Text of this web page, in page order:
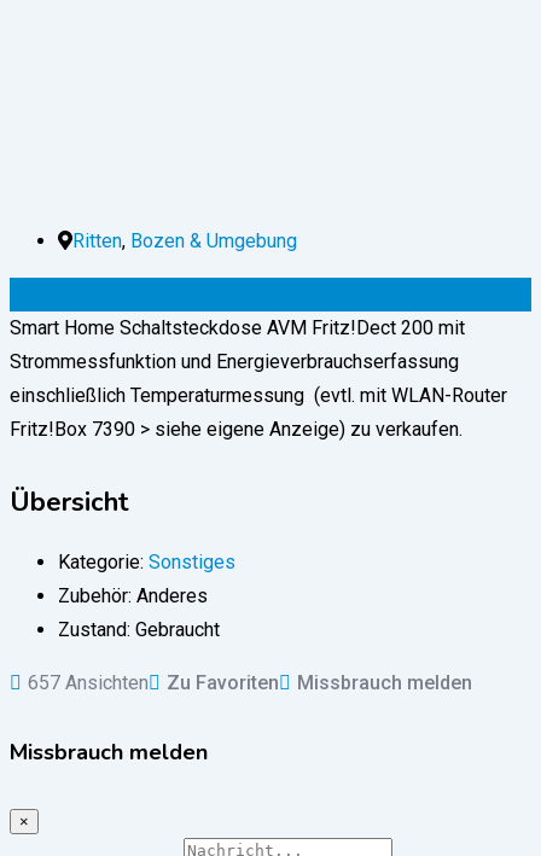
Ritten, Bozen & Umgebung
Smart Home Schaltsteckdose AVM Fritz!Dect 200 mit
Strommessfunktion und Energieverbrauchserfassung
einschließlich Temperaturmessung (evtl. mit WLAN-Router
Fritz!Box 7390 > siehe eigene Anzeige) zu verkaufen.
Übersicht
Kategorie: Sonstiges
Zubehör: Anderes
Zustand: Gebraucht
657 Ansichten Zu Favoriten Missbrauch melden
Missbrauch melden
×